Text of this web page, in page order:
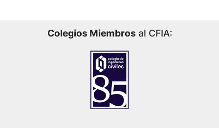
Colegios Miembros al CFIA: